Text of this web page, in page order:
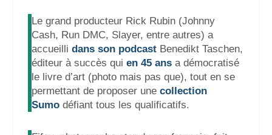
Le grand producteur Rick Rubin (Johnny
Cash, Run DMC, Slayer, entre autres) a
accueilli dans son podcastBenedikt Taschen,
éditeur à succès qui en 45 ansa démocratisé
le livre d’art (photo mais pas que), tout en se
permettant de proposer une collection
Sumo défiant tous les qualificatifs.